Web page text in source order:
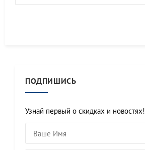
ПОДПИШИСЬ
Узнай первый о скидках и новостях!